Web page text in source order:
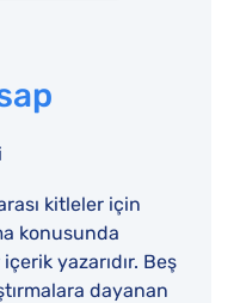
kitleler için
konusunda
yazarıdır. Beş
dayanan